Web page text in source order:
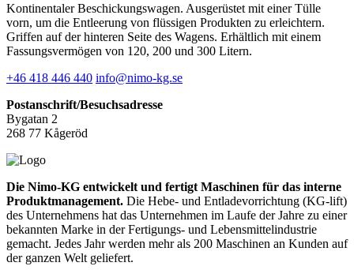
Kontinentaler Beschickungswagen. Ausgerüstet mit einer Tülle
vorn, um die Entleerung von flüssigen Produkten zu erleichtern.
Griffen auf der hinteren Seite des Wagens. Erhältlich mit einem
Fassungsvermögen von 120, 200 und 300 Litern.
+46 418 446 440 info@nimo-kg.se
Postanschrift/Besuchsadresse
Bygatan 2
268 77 Kågeröd
Die Nimo-KG entwickelt und fertigt Maschinen für das interne
Produktmanagement. Die Hebe- und Entladevorrichtung (KG-lift)
des Unternehmens hat das Unternehmen im Laufe der Jahre zu einer
bekannten Marke in der Fertigungs- und Lebensmittelindustrie
gemacht. Jedes Jahr werden mehr als 200 Maschinen an Kunden auf
der ganzen Welt geliefert.